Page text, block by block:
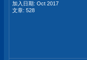
加入日期: Oct 2017
文章: 528